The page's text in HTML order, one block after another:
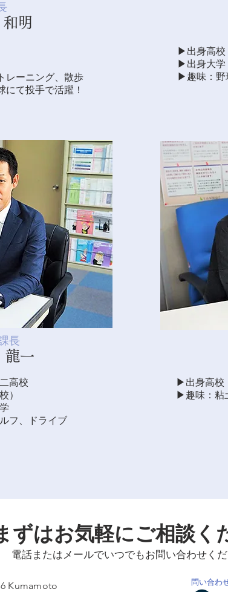
明
レーニング、散歩
にて投手で活躍！
長
一
高校
）
フ、ドライブ
▶︎出身高校
▶︎出身大学
▶︎趣味：野
▶︎出身高校
▶︎趣味：粘
ずはお気軽にご相談く
電話またはメールでいつでもお問い合わせくだ
問い合わ
Kumamoto